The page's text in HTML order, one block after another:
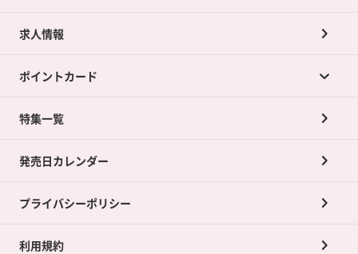
カードラボの買取サービスTOP
店舗買取について
ネット買取について
買取承諾書について
求人情報
ポイントカード
ポイントカードTOP
ポイント交換景品
特集一覧
発売日カレンダー
プライバシーポリシー
利用規約